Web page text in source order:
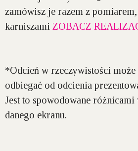
zamówisz je razem z
karniszami ZOBACZ
*Odcień w rzeczywistości
odbiegać od odcienia
Jest to spowodowane różnicami
danego ekranu.